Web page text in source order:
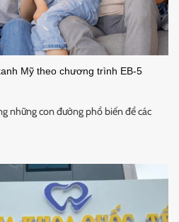
Mỹ theo chương trình EB-5
những con đường phổ biến để các